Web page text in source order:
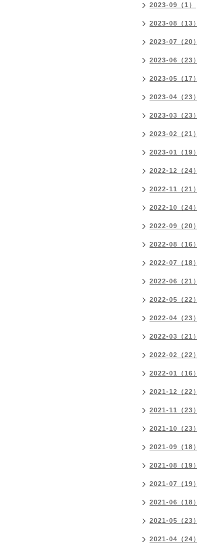
2023-09（1）
2023-08（13）
2023-07（20）
2023-06（23）
2023-05（17）
2023-04（23）
2023-03（23）
2023-02（21）
2023-01（19）
2022-12（24）
2022-11（21）
2022-10（24）
2022-09（20）
2022-08（16）
2022-07（18）
2022-06（21）
2022-05（22）
2022-04（23）
2022-03（21）
2022-02（22）
2022-01（16）
2021-12（22）
2021-11（23）
2021-10（23）
2021-09（18）
2021-08（19）
2021-07（19）
2021-06（18）
2021-05（23）
2021-04（24）